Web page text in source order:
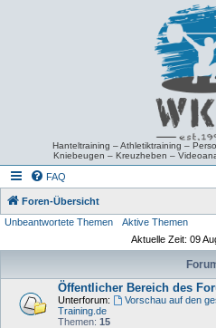
Hanteltraining – Athletiktraining –
Kniebeugen – Kreuzheben –
FAQ
Foren-Übersicht
Unbeantwortete Themen
Aktive Themen
Aktuelle Zeit: 09
Öffentlicher Bereich des
Unterforum:
Vorschau auf den
Training.de
Themen: 15